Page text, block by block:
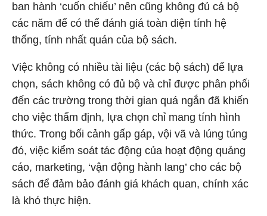
ban hành ‘cuốn chiếu’ nên cũng không đủ cả bộ
các năm để có thể đánh giá toàn diện tính hệ
thống, tính nhất quán của bộ sách.
Việc không có nhiều tài liệu (các bộ sách) để lựa
chọn, sách không có đủ bộ và chỉ được phân phối
đến các trường trong thời gian quá ngắn đã khiến
cho việc thẩm định, lựa chọn chỉ mang tính hình
thức. Trong bối cảnh gấp gáp, vội vã và lúng túng
đó, việc kiểm soát tác động của hoạt động quảng
cáo, marketing, ‘vận động hành lang’ cho các bộ
sách để đảm bảo đánh giá khách quan, chính xác
là khó thực hiện.